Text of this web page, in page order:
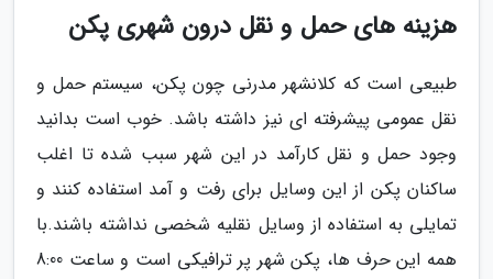
هزینه‌ های حمل و نقل درون شهری پکن
طبیعی است که کلانشهر مدرنی چون پکن، سیستم حمل و
نقل عمومی پیشرفته ای نیز داشته باشد. خوب است بدانید
وجود حمل و نقل کارآمد در این شهر سبب شده تا اغلب
ساکنان پکن از این وسایل برای رفت و آمد استفاده کنند و
تمایلی به استفاده از وسایل نقلیه شخصی نداشته باشند.با
همه این حرف ها، پکن شهر پر ترافیکی است و ساعت 8:00